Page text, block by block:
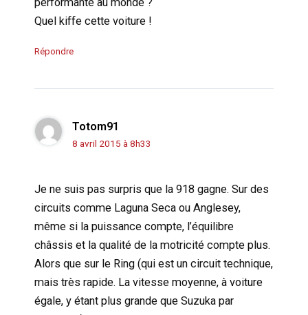
Quel kiffe cette voiture !
Répondre
Totom91
8 avril 2015 à 8h33
Je ne suis pas surpris que la 918 gagne. Sur des
circuits comme Laguna Seca ou Anglesey,
même si la puissance compte, l’équilibre
châssis et la qualité de la motricité compte plus.
Alors que sur le Ring (qui est un circuit technique,
mais très rapide. La vitesse moyenne, à voiture
égale, y étant plus grande que Suzuka par